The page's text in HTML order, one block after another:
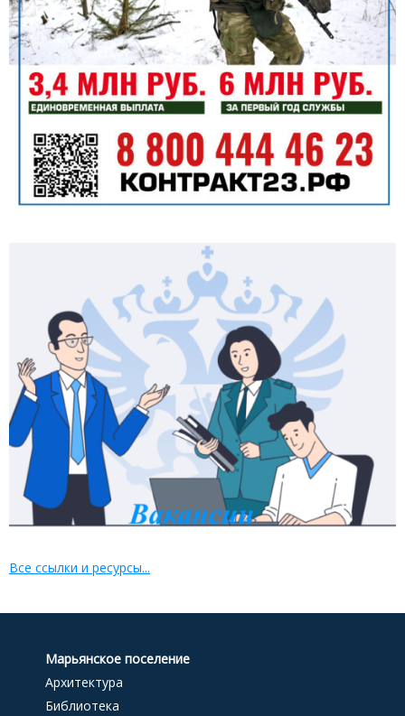
Все ссылки и ресурсы...
Марьянское поселение
Архитектура
Библиотека